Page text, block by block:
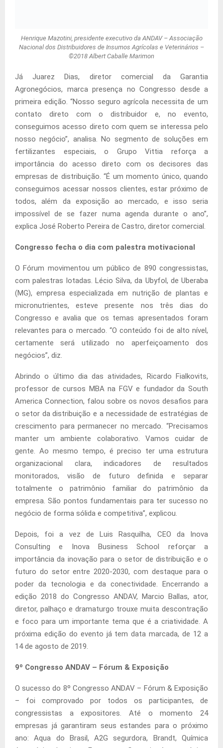
Henrique Mazotini, presidente executivo da ANDAV – Associação
Nacional dos Distribuidores de Insumos Agrícolas e Veterinários –
©2018 Albert Caballe Marimon
Já Juarez Dias, diretor comercial da Garantia
Agronegócios, marca presença no Congresso desde a
primeira edição. “Nosso seguro agrícola necessita de um
contato direto com o distribuidor e, no evento,
conseguimos acesso direto com quem se interessa pelo
nosso negócio”, analisa. No segmento de soluções em
fertilizantes especiais, o Grupo Vittia reforça a
importância do acesso direto com os decisores das
empresas de distribuição. “É um momento único, quando
conseguimos acessar nossos clientes, estar próximo de
todos, além da exposição ao mercado, e isso seria
impossível de se fazer numa agenda durante o ano”,
explica José Roberto Pereira de Castro, diretor comercial.
Congresso fecha o dia com palestra motivacional
O Fórum movimentou um público de 890 congressistas,
com palestras lotadas. Lécio Silva, da Ubyfol, de Uberaba
(MG), empresa especializada em nutrição de plantas e
micronutrientes, esteve presente nos três dias do
Congresso e avalia que os temas apresentados foram
relevantes para o mercado. “O conteúdo foi de alto nível,
certamente será utilizado no aperfeiçoamento dos
negócios”, diz.
Abrindo o último dia das atividades, Ricardo Fialkovits,
professor de cursos MBA na FGV e fundador da South
America Connection, falou sobre os novos desafios para
o setor da distribuição e a necessidade de estratégias de
crescimento para permanecer no mercado. “Precisamos
manter um ambiente colaborativo. Vamos cuidar de
gente. Ao mesmo tempo, é preciso ter uma estrutura
organizacional clara, indicadores de resultados
monitorados, visão de futuro definida e separar
totalmente o patrimônio familiar do patrimônio da
empresa. São pontos fundamentais para ter sucesso no
negócio de forma sólida e competitiva”, explicou.
Depois, foi a vez de Luis Rasquilha, CEO da Inova
Consulting e Inova Business School reforçar a
importância da inovação para o setor de distribuição e o
futuro do setor entre 2020-2030, com destaque para o
poder da tecnologia e da conectividade. Encerrando a
edição 2018 do Congresso ANDAV, Marcio Ballas, ator,
diretor, palhaço e dramaturgo trouxe muita descontração
e foco para um importante tema que é a criatividade. A
próxima edição do evento já tem data marcada, de 12 a
14 de agosto de 2019.
9º Congresso ANDAV – Fórum & Exposição
O sucesso do 8º Congresso ANDAV – Fórum & Exposição
– foi comprovado por todos os participantes, de
congressistas a expositores. Até o momento 24
empresas já garantiram seus estandes para o próximo
ano: Aqua do Brasil, A2G segurdora, Brandt, Química